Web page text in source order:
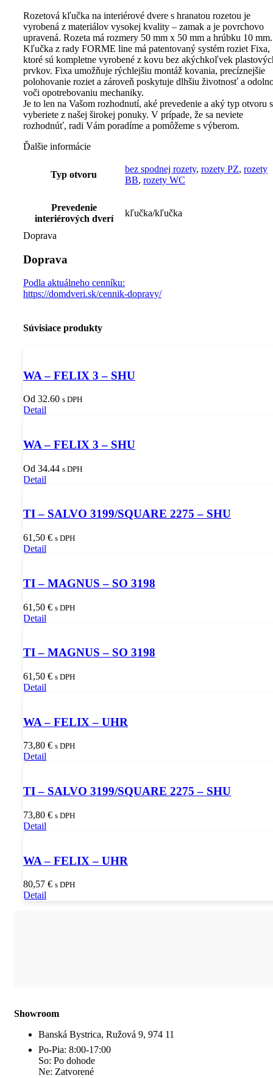
Jesenná akcia
30% na dvere
Platí iba do
Rozetová kľučka na interiérové dvere s hranatou rozetou je
vyrobená z materiálov vysokej kvality – zamak a je povrchovo
upravená. Rozeta má rozmery 50 mm x 50 mm a hrúbku 10 mm.
Kľučka z rady FORME line má patentovaný systém roziet Fixa,
ktoré sú kompletne vyrobené z kovu bez akýchkoľvek
prvkov. Fixa umožňuje rýchlejšiu montáž kovania, precíznejšie
polohovanie roziet a zároveň poskytuje dlhšiu životnosť a
voči opotrebovaniu mechaniky.
Je to len na Vašom rozhodnutí, aké prevedenie a aký typ otvoru
vyberiete z našej širokej ponuky. V prípade, že sa neviete
rozhodnúť, radi Vám poradíme a pomôžeme s výberom.
Ďalšie informácie
Typ otvoru
bez spodnej rozety, rozety PZ, rozety
BB, rozety WC
Prevedenie
interiérových dverí
kľučka/kľučka
Doprava
Doprava
Podla aktuálneho cenníku:
https://domdveri.sk/cennik-dopravy/
Súvisiace produkty
WA – FELIX 3 – SHU
Od 32.60 s DPH
Detail
WA – FELIX 3 – SHU
Od 34.44 s DPH
Detail
TI – SALVO 3199/SQUARE 2275 – SHU
61,50 € s DPH
Detail
TI – MAGNUS – SO 3198
61,50 € s DPH
Detail
TI – MAGNUS – SO 3198
61,50 € s DPH
Detail
WA – FELIX – UHR
73,80 € s DPH
Detail
TI – SALVO 3199/SQUARE 2275 – SHU
73,80 € s DPH
Detail
WA – FELIX – UHR
80,57 € s DPH
Detail
Showroom
Banská Bystrica, Ružová 9, 974 11
Po-Pia: 8:00-17:00
So: Po dohode
Ne: Zatvorené